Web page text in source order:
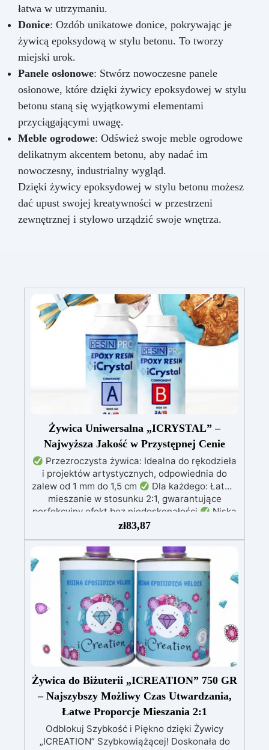
łatwa w utrzymaniu.
Donice: Ozdób unikatowe donice, pokrywając je
żywicą epoksydową w stylu betonu. To tworzy
miejski urok.
Panele osłonowe: Stwórz nowoczesne panele
osłonowe, które dzięki żywicy epoksydowej w stylu
betonu staną się wyjątkowymi elementami
przyciągającymi uwagę.
Meble ogrodowe: Odśwież swoje meble ogrodowe
delikatnym akcentem betonu, aby nadać im
nowoczesny, industrialny wygląd.
Dzięki żywicy epoksydowej w stylu betonu możesz
dać upust swojej kreatywności w przestrzeni
zewnętrznej i stylowo urządzić swoje wnętrza.
Żywica Uniwersalna „ICRYSTAL” –
Najwyższa Jakość w Przystępnej Cenie
Przezroczysta żywica: Idealna do rękodzieła
i projektów artystycznych, odpowiednia do
zalew od 1 mm do 1,5 cm
Dla każdego: Łatwe
mieszanie w stosunku 2:1, gwarantujące
perfekcyjny efekt bez niedoskonałości
Niska
lepkość: Zapewnia odlewy bez pęcherzyków,
kompatybilna z drewnem, silikonem, szkłem,
metalem i innymi materiałami
Bezpieczna po
utwardzeniu: Nietoksyczna, bezpieczna dla
skóry, wolna od BPA i rozpuszczalników (VOC
Free)
Błyszcząca i samopoziomująca: Z
filtrami UV przeciw żółknięciu dla trwałego i
lśniącego wykończenia
zł83,87
Żywica do Biżuterii „ICREATION” 750 GR
– Najszybszy Możliwy Czas Utwardzania,
Łatwe Proporcje Mieszania 2:1
Odblokuj Szybkość i Piękno dzięki Żywicy
„ICREATION” Szybkowiążącej! Doskonała do